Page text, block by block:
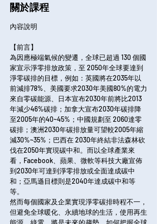
關於課程
【前言】
為因應極端氣候的變遷，全球已超過 130 個國
家宣示淨零排放政策，至 2050年全球要達到
淨零碳排的目標，例如：英國將在2035年以
前減排78%、美國要求2030年美國80%的電力
來自零碳能源、日本宣布2030年前將比2013
年減少46%碳排；加拿大宣布2030年碳排降
至2005年的40~45%；中國規劃至 2060達零
碳排；澳洲2030年碳排放量可望較2005年縮
減30%~35%；巴西在 2030年終結非法森林砍
伐在2050年實現碳中和。而以全球產業來
看，Facebook、蘋果、微軟等科技大廠宣佈
到2030年可達到淨零排放或全面達成碳中
和；亞馬遜目標則是2040年達成碳中和等
等。
然而每個國家及企業實現淨零碳排時程不一，
但避免全球暖化、永續地球的生活，使用再生
能源、綠電，將是未來的趨勢。如何把握全球